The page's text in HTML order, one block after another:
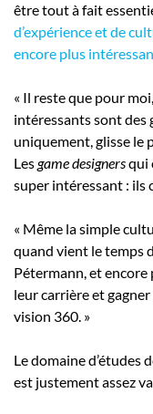
être tout à fait
d’expérience et de
encore plus
« Il reste que pour
intéressants sont des
uniquement, glisse le
Lesgame designersqui
super intéressant : ils
« Même la simple
quand vient le temps
Pétermann, et encore
leur carrière et
vision 360. »
Le domaine d’études
est justement assez